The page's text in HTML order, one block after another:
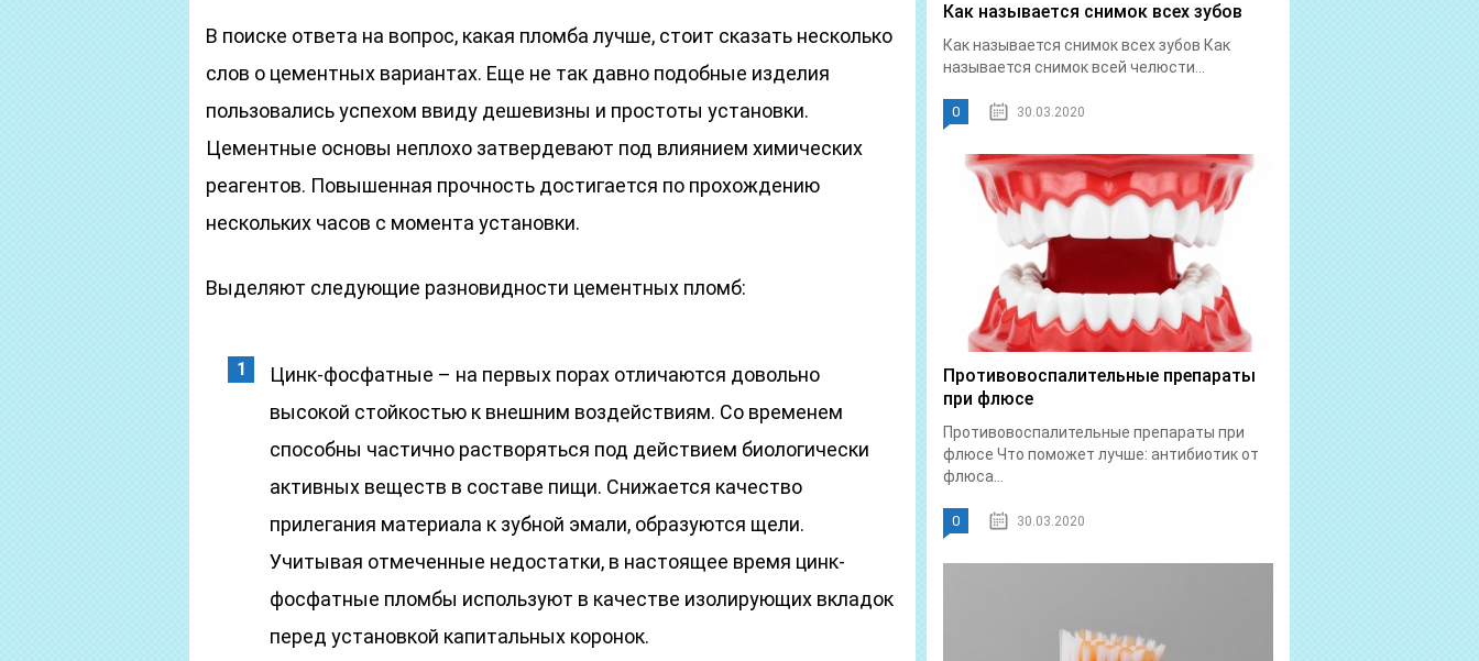
В поиске ответа на вопрос, какая пломба лучше, стоит сказать несколько
слов о цементных вариантах. Еще не так давно подобные изделия
пользовались успехом ввиду дешевизны и простоты установки.
Цементные основы неплохо затвердевают под влиянием химических
реагентов. Повышенная прочность достигается по прохождению
нескольких часов с момента установки.
Выделяют следующие разновидности цементных пломб:
Цинк-фосфатные – на первых порах отличаются довольно
высокой стойкостью к внешним воздействиям. Со временем
способны частично растворяться под действием биологически
активных веществ в составе пищи. Снижается качество
прилегания материала к зубной эмали, образуются щели.
Учитывая отмеченные недостатки, в настоящее время цинк-
фосфатные пломбы используют в качестве изолирующих вкладок
перед установкой капитальных коронок.
Как называется снимок всех зубов
Как называется снимок всех зубов Как
называется снимок всей челюсти...
0 30.03.2020
Противовоспалительные препараты
при флюсе
Противовоспалительные препараты при
флюсе Что поможет лучше: антибиотик от
флюса...
0 30.03.2020